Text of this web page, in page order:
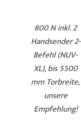
800 N inkl. 2
Handsender 2-
Befehl (NUV-
XL), bis 5500
mm Torbreite,
unsere
Empfehlung!